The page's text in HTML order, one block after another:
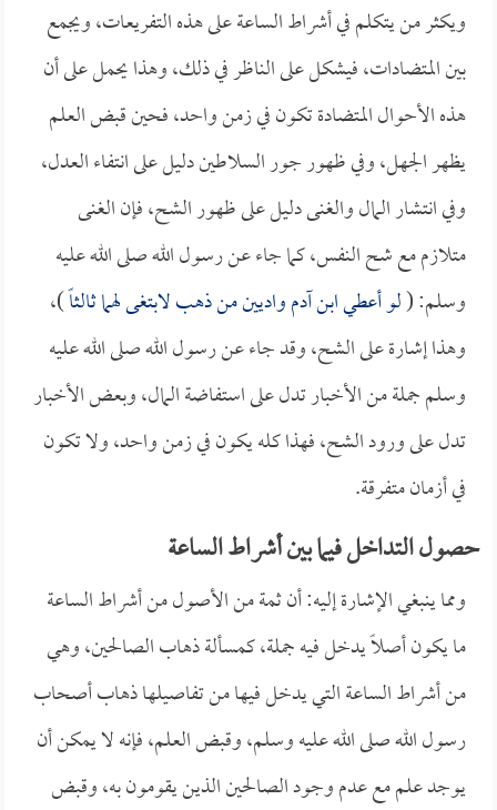
ويكثر من يتكلم في أشراط الساعة على هذه التفريعات، ويجمع
بين المتضادات، فيشكل على الناظر في ذلك، وهذا يحمل على أن
هذه الأحوال المتضادة تكون في زمن واحد، فحين قبض العلم
يظهر الجهل، وفي ظهور جور السلاطين دليل على انتفاء العدل،
وفي انتشار المال والغنى دليل على ظهور الشح، فإن الغنى
متلازم مع شح النفس، كما جاء عن رسول الله صلى الله عليه
وسلم: (لو أعطي ابن آدم واديين من ذهب لابتغى لهما ثالثاً)،
وهذا إشارة على الشح، وقد جاء عن رسول الله صلى الله عليه
وسلم جملة من الأخبار تدل على استفاضة المال، وبعض الأخبار
تدل على ورود الشح، فهذا كله يكون في زمن واحد، ولا تكون
في أزمان متفرقة.
حصول التداخل فيما بين أشراط الساعة
ومما ينبغي الإشارة إليه: أن ثمة من الأصول من أشراط الساعة
ما يكون أصلاً يدخل فيه جملة، كمسألة ذهاب الصالحين، وهي
من أشراط الساعة التي يدخل فيها من تفاصيلها ذهاب أصحاب
رسول الله صلى الله عليه وسلم، وقبض العلم، فإنه لا يمكن أن
يوجد علم مع عدم وجود الصالحين الذين يقومون به، وقبض